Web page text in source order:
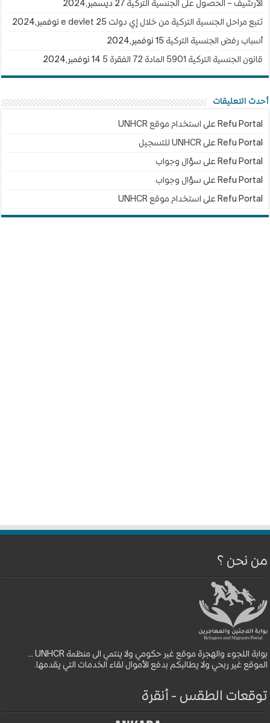
الأرشيف – الحصول على الجنسية التركية 27 ديسمبر,2024
تتبع مراحل الجنسية التركية من خلال إي دولت e devlet 25 نوفمبر,2024
أسباب رفض الجنسية التركية 15 نوفمبر,2024
قانون الجنسية التركية 5901 المادة 72 الفقرة 5 14 نوفمبر,2024
أحدث التعليقات
Refu Portal على استخدام موقع UNHCR
Refu Portal على UNHCR للتسجيل
Refu Portal على سؤال وجواب
Refu Portal على سؤال وجواب
Refu Portal على استخدام موقع UNHCR
من نحن ؟
بوابة اللجوء والهجرة موقع غير حكومي ولا ينتمي الى منظمة UNHCR ...
الموقع غير ربحي ولا يطالبكم بدفع الأموال لقاء الخدمات التي يقدمها.
توقعات الطقس - أنقرة